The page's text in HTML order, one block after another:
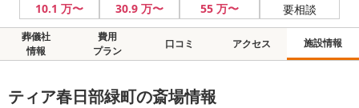
10.1 万〜
30.9 万〜
55 万〜
要相談
葬儀社
情報
費用
プラン
口コミ アクセス 施設情報
ティア春日部緑町の斎場情報